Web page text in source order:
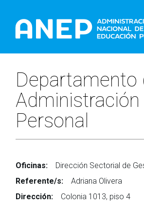
Departamento
Administración
Personal
Oficinas:
Dirección Sectorial de
Referente/s:
Adriana Olivera
Dirección:
Colonia 1013, piso 4